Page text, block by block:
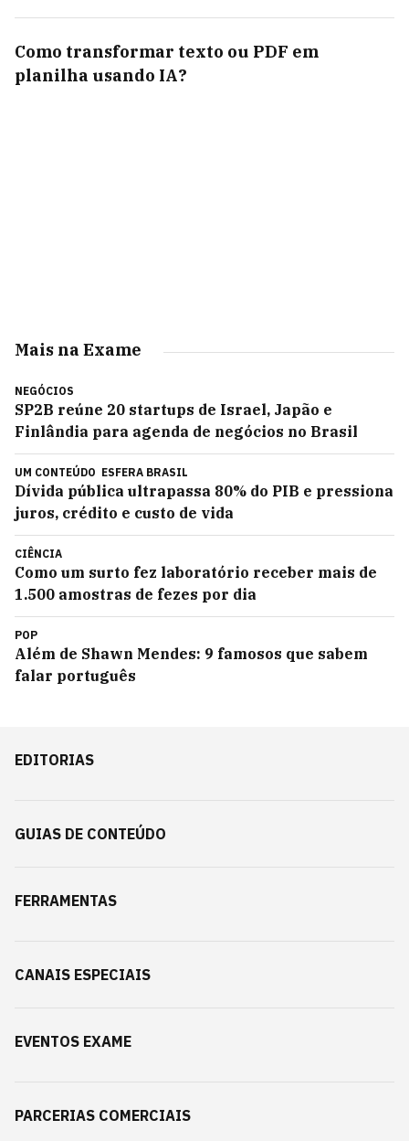
Como transformar texto ou PDF em
planilha usando IA?
Mais na Exame
NEGÓCIOS
SP2B reúne 20 startups de Israel, Japão e
Finlândia para agenda de negócios no Brasil
UM CONTEÚDO ESFERA BRASIL
Dívida pública ultrapassa 80% do PIB e pressiona
juros, crédito e custo de vida
CIÊNCIA
Como um surto fez laboratório receber mais de
1.500 amostras de fezes por dia
POP
Além de Shawn Mendes: 9 famosos que sabem
falar português
EDITORIAS
GUIAS DE CONTEÚDO
FERRAMENTAS
CANAIS ESPECIAIS
EVENTOS EXAME
PARCERIAS COMERCIAIS